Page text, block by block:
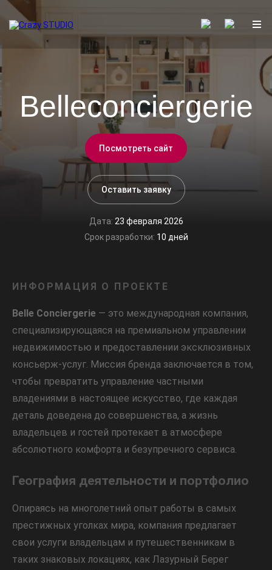
Belleconciergerie
Посмотреть сайт
Оставить заявку
Дата: 23 февраля 2026
Срок разработки: 10 дней
ИНФОРМАЦИЯ О ПРОЕКТЕ
Belle Conciergerie — это международная компания,
специализирующаяся на премиальном управлении
недвижимостью и предоставлении эксклюзивных
консьерж-услуг. Миссия бренда заключается в том,
чтобы превратить управление частными
владениями в настоящее искусство, где каждая
деталь доведена до совершенства, а жизнь
владельцев и гостей протекает в атмосфере
абсолютного комфорта и безупречного сервиса.
География деятельности и портфолио
Опираясь на многолетний опыт работы в самых
престижных уголках мира, компания предлагает
свои услуги владельцам и путешественникам в
таких знаковых локациях, как Лазурный Берег